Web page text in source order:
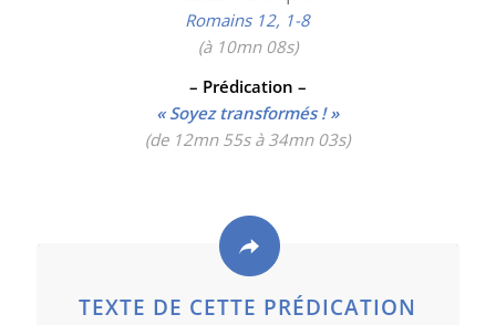
Romains 12, 1-8
(à 10mn 08s)
– Prédication –
« Soyez transformés ! »
(de 12mn 55s à 34mn 03s)
TEXTE DE CETTE PRÉDICATION